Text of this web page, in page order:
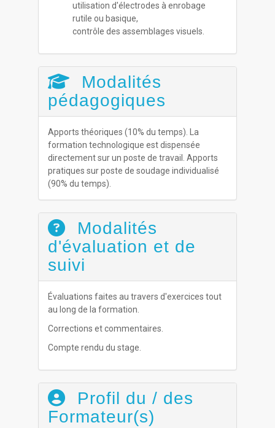
utilisation d'électrodes à enrobage
rutile ou basique,
contrôle des assemblages visuels.
Modalités
pédagogiques
Apports théoriques (10% du temps). La
formation technologique est dispensée
directement sur un poste de travail. Apports
pratiques sur poste de soudage individualisé
(90% du temps).
Modalités
d'évaluation et de
suivi
Évaluations faites au travers d'exercices tout
au long de la formation.
Corrections et commentaires.
Compte rendu du stage.
Profil du / des
Formateur(s)